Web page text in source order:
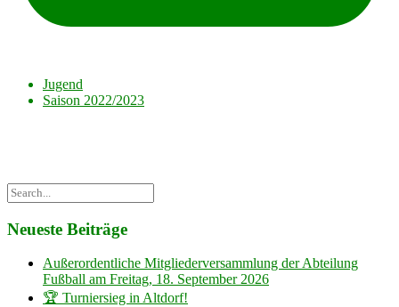
Jugend
Saison 2022/2023
Neueste Beiträge
Außerordentliche Mitgliederversammlung der Abteilung
Fußball am Freitag, 18. September 2026
🏆 Turniersieg in Altdorf!